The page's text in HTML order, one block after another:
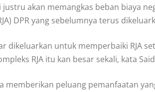
akan memangkas beban biaya
DPR yang sebelumnya terus
dikeluarkan untuk memperbaiki RJA
RJA itu kan besar sekali, kata Said
memberikan peluang pemanfaatan